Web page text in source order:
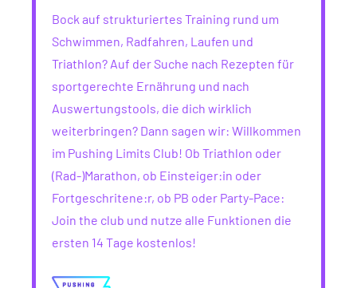
Bock auf strukturiertes Training rund um
Schwimmen, Radfahren, Laufen und
Triathlon? Auf der Suche nach Rezepten für
sportgerechte Ernährung und nach
Auswertungstools, die dich wirklich
weiterbringen? Dann sagen wir: Willkommen
im Pushing Limits Club! Ob Triathlon oder
(Rad-)Marathon, ob Einsteiger:in oder
Fortgeschritene:r, ob PB oder Party-Pace:
Join the club und nutze alle Funktionen die
ersten 14 Tage kostenlos!